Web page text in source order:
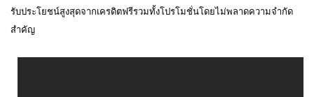
รับประโยชน์สูงสุดจากเครดิตฟรีรวมทั้งโปรโมชั่นโดยไม่พลาดความจำกัด
สำคัญ